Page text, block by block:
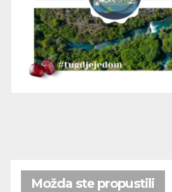
Možda ste propustili